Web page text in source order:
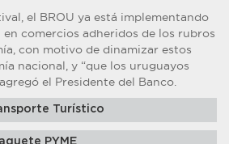
el BROU ya está implementando
comercios adheridos de los rubros
con motivo de dinamizar estos
nacional, y “que los uruguayos
el Presidente del Banco.
Turístico
PYME